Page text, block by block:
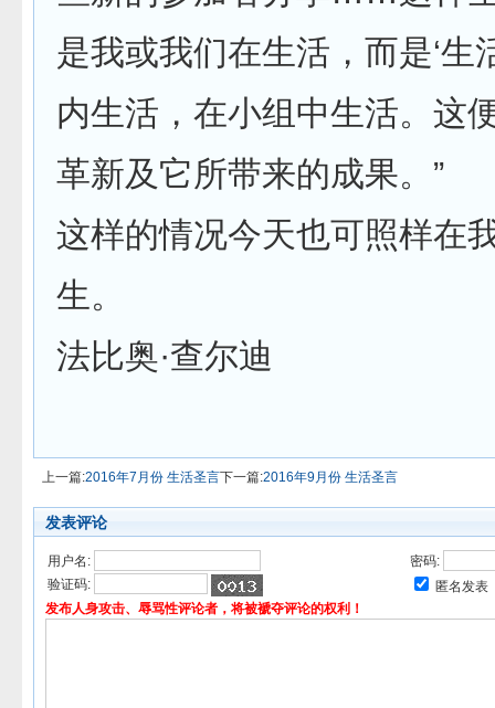
是我或我们在生活，而是‘生
内生活，在小组中生活。这
革新及它所带来的成果。”
这样的情况今天也可照样在
生。
法比奥·查尔迪
上一篇:2016年7月份 生活圣言下一篇:2016年9月份 生活圣言
发表评论
用户名:
密码:
验证码:
匿名发表
发布人身攻击、辱骂性评论者，将被褫夺评论的权利！